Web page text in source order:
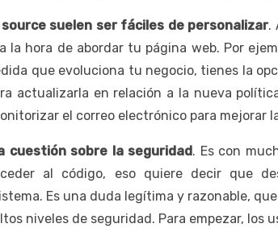
suelen ser fáciles de personalizar.
la hora de abordar tu página web. Por
que evoluciona tu negocio, tienes la
actualizarla en relación a la nueva
el correo electrónico para mejorar
cuestión sobre la seguridad. Es con
al código, eso quiere decir que
Es una duda legítima y razonable,
niveles de seguridad. Para empezar, los